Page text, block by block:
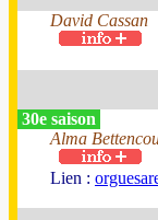
David Cassan
30e saison
Alma
Lien :